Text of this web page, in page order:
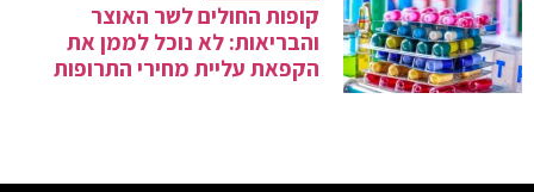
קופות החולים לשר האוצר
והבריאות: לא נוכל לממן את
הקפאת עליית מחירי התרופות